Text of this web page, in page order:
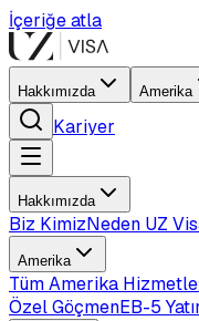
İçeriğe atla
Hakkımızda Amerika
Kariyer
Hakkımızda
Biz KimizNeden UZ
Amerika
TümAmerika
Özel GöçmenEB-5